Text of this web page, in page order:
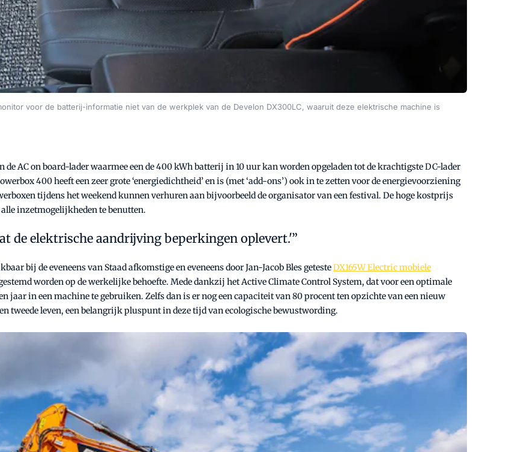
voor de batterij-informatie niet van de werkplek van de Develon DX300LC, waaruit deze elektrische machine is
AC on board-lader waarmee een de 400 kWh batterij in 10 uur kan worden opgeladen tot de krachtigste DC-lader
400 heeft een zeer grote ‘energiedichtheid’ en is (met ‘add-ons’) ook in te zetten voor de energievoorziening
tijdens het weekend kunnen verhuren aan bijvoorbeeld de organisator van een festival. De hoge kostprijs
inzetmogelijkheden te benutten.
de elektrische aandrijving beperkingen oplevert.'”
bij de eveneens van Staad afkomstige en eveneens door Jan-Jacob Bles getesteDX165W Electric mobiele
worden op de werkelijke behoefte. Mede dankzij het Active Climate Control System, dat voor een optimale
in een machine te gebruiken. Zelfs dan is er nog een capaciteit van 80 procent ten opzichte van een nieuw
tweede leven, een belangrijk pluspunt in deze tijd van ecologische bewustwording.